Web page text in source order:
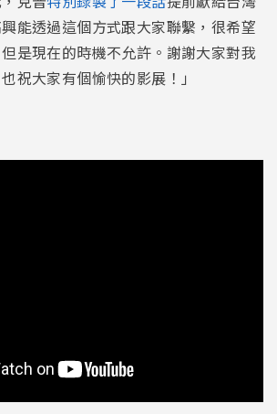
能透過這個方式跟大家聯繫，很希望
是現在的時機不允許。謝謝大家對我
祝大家有個愉快的影展！」